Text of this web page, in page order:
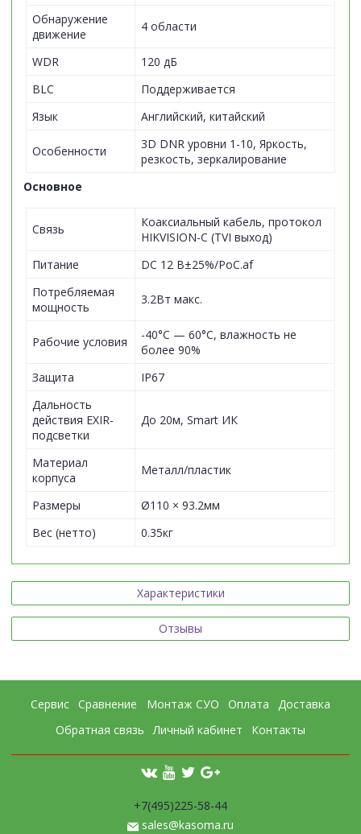
Обнаружение
движение
4 области
WDR
120 дБ
BLC
Поддерживается
Язык
Английский, китайский
Особенности
3D DNR уровни 1-10, Яркость,
резкость, зеркалирование
Основное
Связь
Коаксиальный кабель, протокол
HIKVISION-C (TVI выход)
Питание
DC 12 В±25%/PoC.af
Потребляемая
мощность
3.2Вт макс.
Рабочие условия
-40°С — 60°С, влажность не
более 90%
Защита
IP67
Дальность
действия EXIR-
подсветки
До 20м, Smart ИК
Материал
корпуса
Металл/пластик
Размеры
Ø110 × 93.2мм
Вес (нетто)
0.35кг
Характеристики
Отзывы
Сервис Сравнение Монтаж СУО Оплата
Доставка
Обратная связь
Личный кабинет Контакты
+7(495)225-58-44
sales@kasoma.ru